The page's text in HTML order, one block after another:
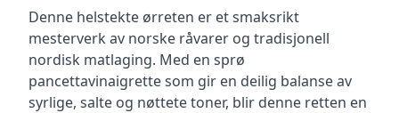
Denne helstekte ørreten er et smaksrikt
mesterverk av norske råvarer og tradisjonell
nordisk matlaging. Med en sprø
pancettavinaigrette som gir en deilig balanse av
syrlige, salte og nøttete toner, blir denne retten en